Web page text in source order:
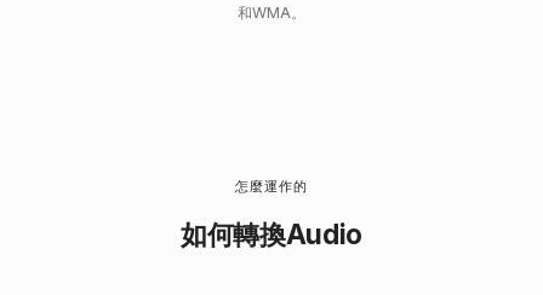
和WMA。
怎麼運作的
如何轉換Audio